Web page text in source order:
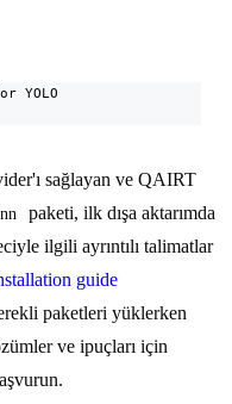
YOLO
sağlayan ve QAIRT
paketi, ilk dışa aktarımda
ilgili ayrıntılı talimatlar
guide
paketleri yüklerken
ve ipuçları için